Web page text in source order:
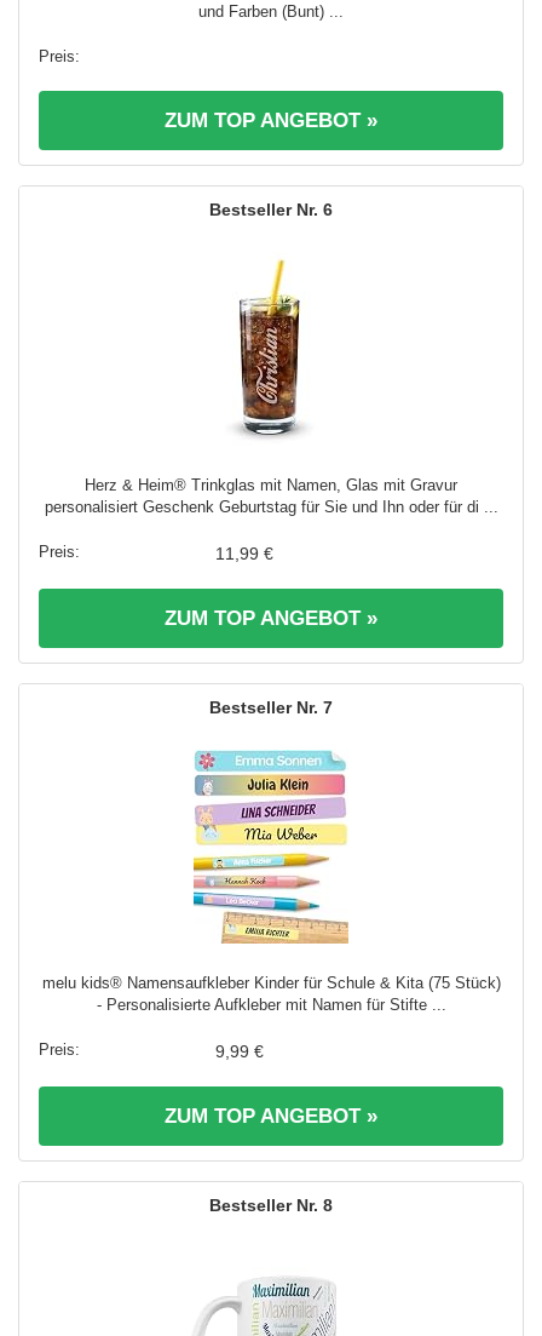
und Farben (Bunt) ...
ZUM TOP ANGEBOT »
6
Herz & Heim® Trinkglas mit Namen, Glas mit Gravur
personalisiert Geschenk Geburtstag für Sie und Ihn oder für di ...
11,99 €
ZUM TOP ANGEBOT »
7
melu kids® Namensaufkleber Kinder für Schule & Kita (75 Stück)
- Personalisierte Aufkleber mit Namen für Stifte ...
9,99 €
ZUM TOP ANGEBOT »
8